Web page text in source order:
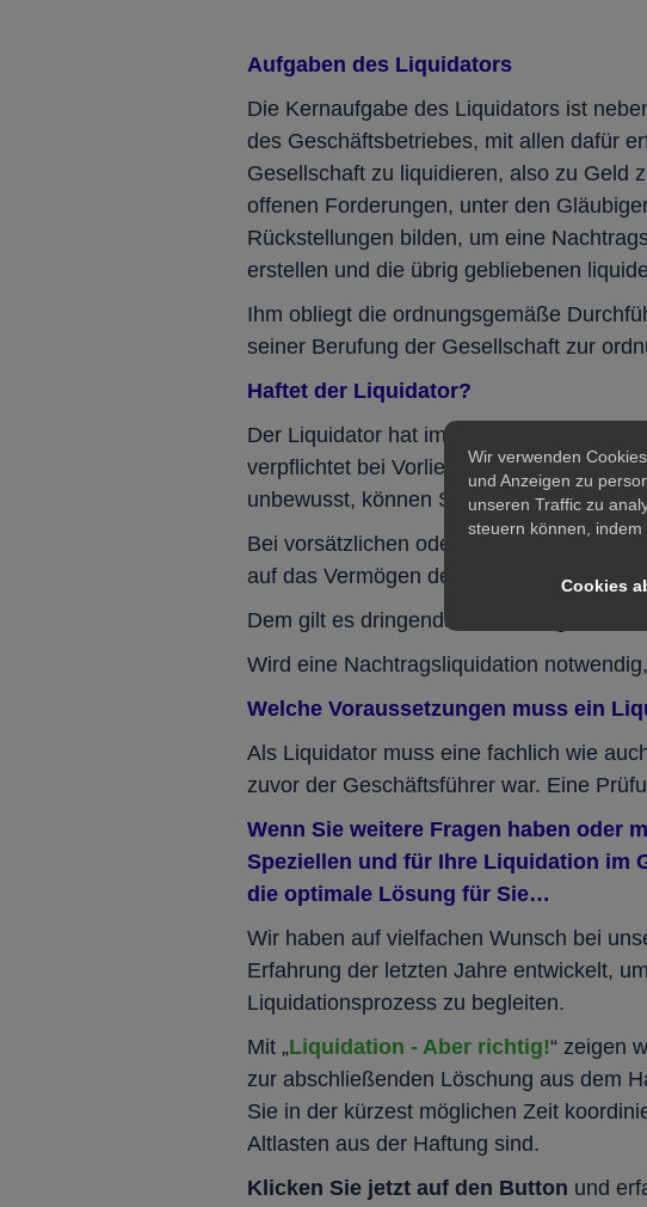
Aufgaben des Liquidators
Die Kernaufgabe des Liquidators ist
des Geschäftsbetriebes, mit allen dafür
Gesellschaft zu liquidieren, also zu Geld
offenen Forderungen, unter den
Rückstellungen bilden, um eine
erstellen und die übrig gebliebenen
Ihm obliegt die ordnungsgemäße
seiner Berufung der Gesellschaft zur
Haftet der Liquidator?
Der Liquidator hat im Wesentlichen die
verpflichtet bei Vorliegen eines
unbewusst, können Strafen für den
Bei vorsätzlichen oder arglistigen
auf das Vermögen des Liquidators
Dem gilt es dringendst vorzubeugen,
Wird eine Nachtragsliquidation
Welche Voraussetzungen muss ein
Als Liquidator muss eine fachlich wie
zuvor der Geschäftsführer war. Eine
Wenn Sie weitere Fragen haben oder
Speziellen und für Ihre Liquidation im
die optimale Lösung für Sie…
Wir haben auf vielfachen Wunsch bei
Erfahrung der letzten Jahre entwickelt,
Liquidationsprozess zu begleiten.
Mit „Liquidation - Aber richtig!“ zeigen
zur abschließenden Löschung aus dem
Sie in der kürzest möglichen Zeit
Altlasten aus der Haftung sind.
Klicken Sie jetzt auf den Button und
Wir verwenden
und Anzeigen zu
unseren Traffic zu
steuern können, indem
Cookies